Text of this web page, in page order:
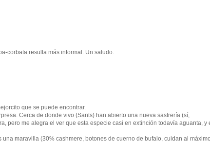
corbata resulta más informal. Un saludo.
que se puede encontrar.
Cerca de donde vivo (Sants) han abierto una nueva sastrería (sí,
pero me alegra el ver que esta especie casi en extinción todavía aguanta, y
maravilla (30% cashmere, botones de cuerno de bufalo, cuidan al